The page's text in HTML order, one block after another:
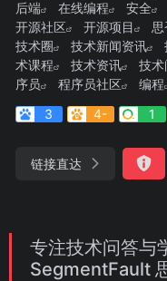
后端
在线编程 安全
开源社区
开源项目
技术圈
技术新闻资讯
术课程
技术资讯 技
序员
程序员社区 编程
3
4- 1
链接直达
专注技术问答与
SegmentFault